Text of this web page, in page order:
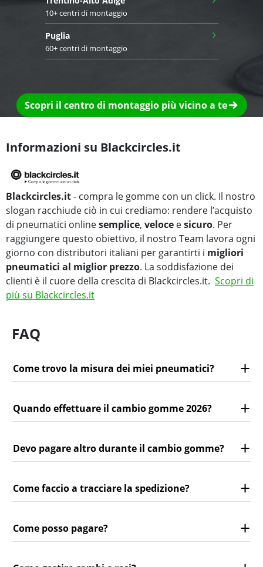
10+ centri di montaggio
Puglia
60+ centri di montaggio
›
Scopri il centro di montaggio più vicino a te
Informazioni su Blackcircles.it
Blackcircles.it- compra le gomme con un click. Il nostro
slogan racchiude ciò in cui crediamo: rendere l’acquisto
di pneumatici onlinesemplice, veloce esicuro. Per
raggiungere questo obiettivo, il nostro Team lavora ogni
giorno con distributori italiani per garantirti i migliori
pneumatici al miglior prezzo. La soddisfazione dei
clienti è il cuore della crescita di Blackcircles.it. Scopri di
più su Blackcircles.it
FAQ
Come trovo la misura dei miei pneumatici?
Quando effettuare il cambio gomme 2026?
Devo pagare altro durante il cambio gomme?
Come faccio a tracciare la spedizione?
Come posso pagare?